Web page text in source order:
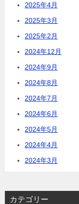
2025年4月
2025年3月
2025年2月
2024年12月
2024年9月
2024年8月
2024年7月
2024年6月
2024年5月
2024年4月
2024年3月
カテゴリー